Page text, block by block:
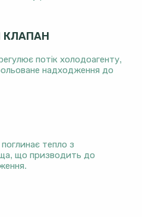
потік холодоагенту,
надходження до
тепло з
що призводить до